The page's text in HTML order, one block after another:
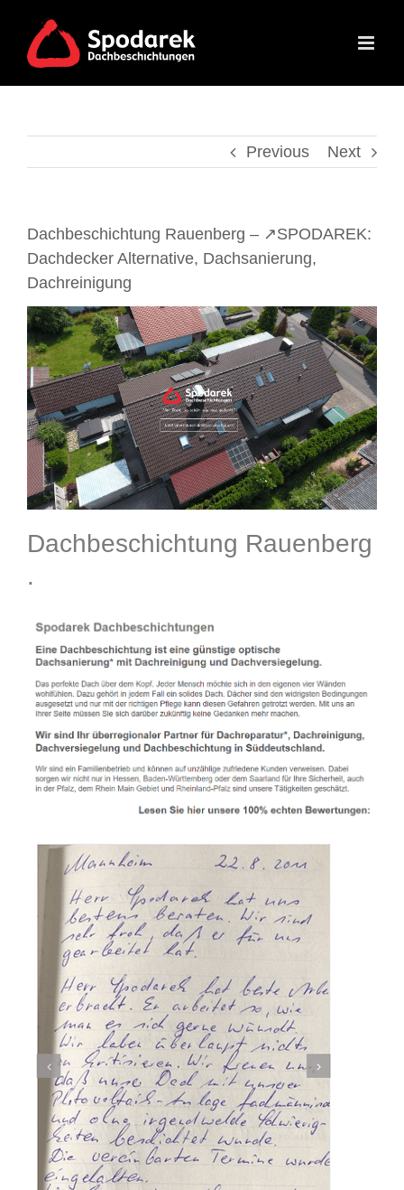
content
Previous Next
Dachbeschichtung Rauenberg – ↗️SPODAREK:
Dachdecker Alternative, Dachsanierung,
Dachreinigung
Dachbeschichtung Rauenberg
.